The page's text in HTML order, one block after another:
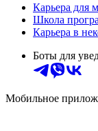
Карьера для
Школа
Карьера в
Боты для
Мобильное